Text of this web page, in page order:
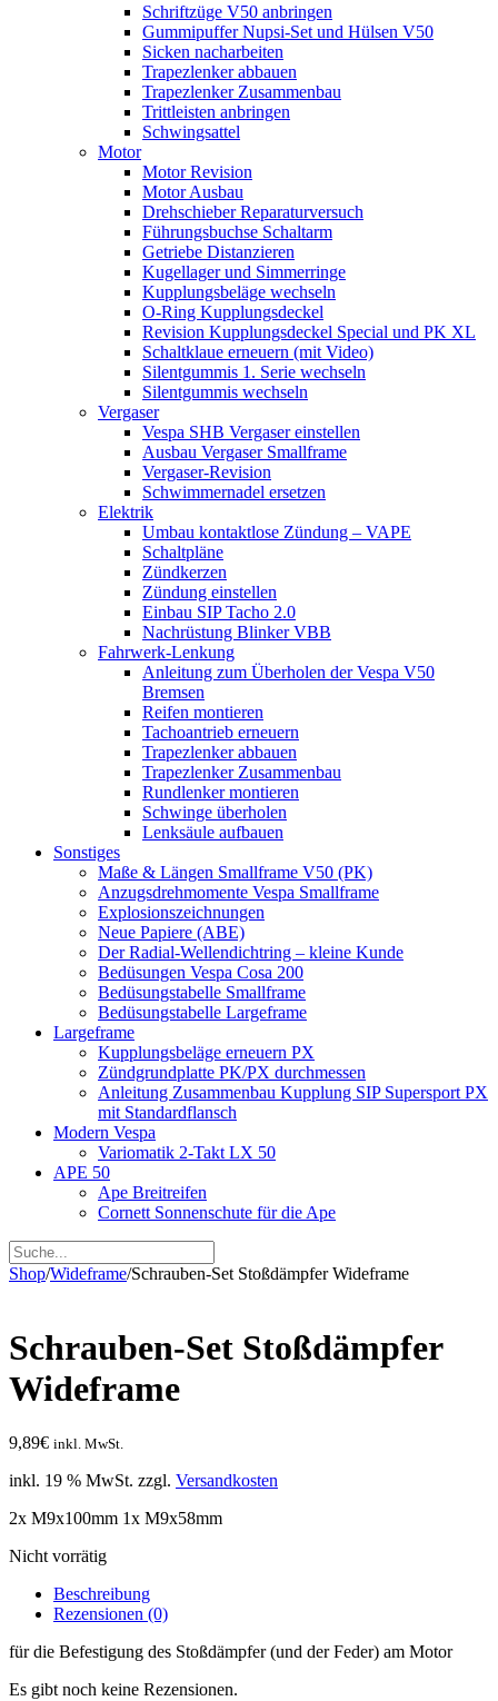
Schriftzüge V50 anbringen
Gummipuffer Nupsi-Set und Hülsen V50
Sicken nacharbeiten
Trapezlenker abbauen
Trapezlenker Zusammenbau
Trittleisten anbringen
Schwingsattel
Motor
Motor Revision
Motor Ausbau
Drehschieber Reparaturversuch
Führungsbuchse Schaltarm
Getriebe Distanzieren
Kugellager und Simmerringe
Kupplungsbeläge wechseln
O-Ring Kupplungsdeckel
Revision Kupplungsdeckel Special und PK XL
Schaltklaue erneuern (mit Video)
Silentgummis 1. Serie wechseln
Silentgummis wechseln
Vergaser
Vespa SHB Vergaser einstellen
Ausbau Vergaser Smallframe
Vergaser-Revision
Schwimmernadel ersetzen
Elektrik
Umbau kontaktlose Zündung – VAPE
Schaltpläne
Zündkerzen
Zündung einstellen
Einbau SIP Tacho 2.0
Nachrüstung Blinker VBB
Fahrwerk-Lenkung
Anleitung zum Überholen der Vespa V50
Bremsen
Reifen montieren
Tachoantrieb erneuern
Trapezlenker abbauen
Trapezlenker Zusammenbau
Rundlenker montieren
Schwinge überholen
Lenksäule aufbauen
Sonstiges
Maße & Längen Smallframe V50 (PK)
Anzugsdrehmomente Vespa Smallframe
Explosionszeichnungen
Neue Papiere (ABE)
Der Radial-Wellendichtring – kleine Kunde
Bedüsungen Vespa Cosa 200
Bedüsungstabelle Smallframe
Bedüsungstabelle Largeframe
Largeframe
Kupplungsbeläge erneuern PX
Zündgrundplatte PK/PX durchmessen
Anleitung Zusammenbau Kupplung SIP Supersport PX
mit Standardflansch
Modern Vespa
Variomatik 2-Takt LX 50
APE 50
Ape Breitreifen
Cornett Sonnenschute für die Ape
Shop/Wideframe/Schrauben-Set Stoßdämpfer Wideframe
Schrauben-Set Stoßdämpfer
Wideframe
9,89€ inkl. MwSt.
inkl. 19 % MwSt. zzgl. Versandkosten
2x M9x100mm 1x M9x58mm
Nicht vorrätig
Beschreibung
Rezensionen (0)
für die Befestigung des Stoßdämpfer (und der Feder) am Motor
Es gibt noch keine Rezensionen.